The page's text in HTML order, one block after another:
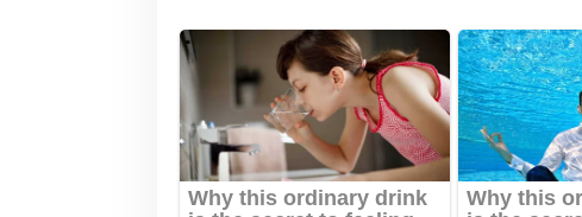
a
s
i
p
o
s
Diadakan di Nanjing
Di GLOBAL, VIDEO | 18 Januari